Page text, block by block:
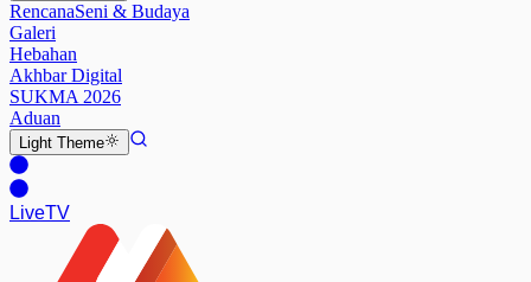
RencanaSeni & Budaya
Galeri
Hebahan
Akhbar Digital
SUKMA 2026
Aduan
Light Theme
LiveTV